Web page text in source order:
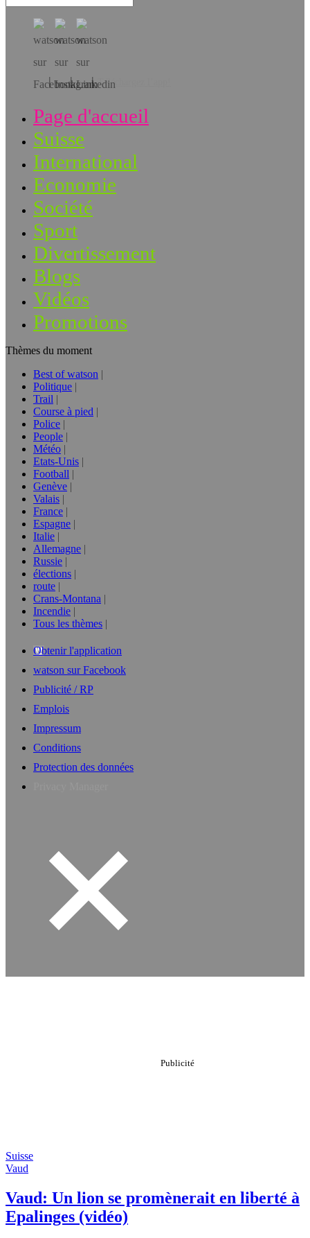
Téléchargez l’app!
Page d'accueil
Suisse
International
Economie
Société
Sport
Divertissement
Blogs
Vidéos
Promotions
Thèmes du moment
Best of watson
Politique
Trail
Course à pied
Police
People
Météo
Etats-Unis
Football
Genève
Valais
France
Espagne
Italie
Allemagne
Russie
élections
route
Crans-Montana
Incendie
Tous les thèmes
Obtenir l'application
watson sur Facebook
Publicité / RP
Emplois
Impressum
Conditions
Protection des données
Suisse
Vaud
Vaud: Un lion se promènerait en liberté à
Epalinges (vidéo)